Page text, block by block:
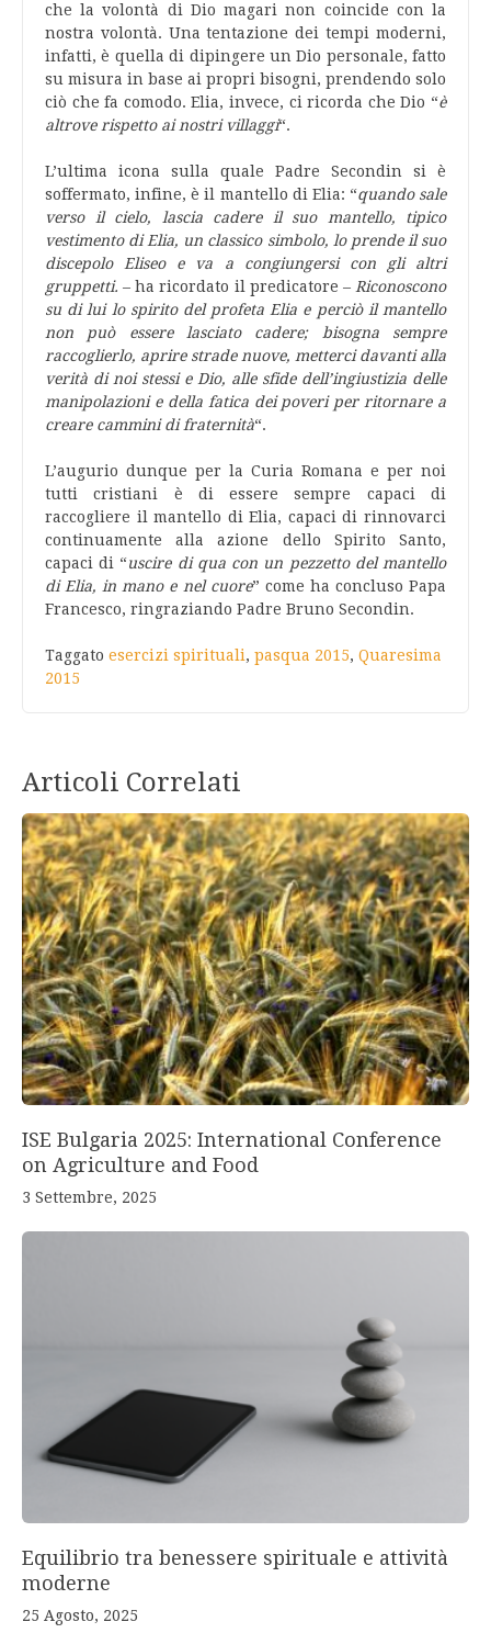
che la volontà di Dio magari non coincide con la
nostra volontà. Una tentazione dei tempi moderni,
infatti, è quella di dipingere un Dio personale, fatto
su misura in base ai propri bisogni, prendendo solo
ciò che fa comodo. Elia, invece, ci ricorda che Dio “è
altrove rispetto ai nostri villaggi“.
L’ultima icona sulla quale Padre Secondin si è
soffermato, infine, è il mantello di Elia: “quando sale
verso il cielo, lascia cadere il suo mantello, tipico
vestimento di Elia, un classico simbolo, lo prende il suo
discepolo Eliseo e va a congiungersi con gli altri
gruppetti.– ha ricordato il predicatore – Riconoscono
su di lui lo spirito del profeta Elia e perciò il mantello
non può essere lasciato cadere; bisogna sempre
raccoglierlo, aprire strade nuove, metterci davanti alla
verità di noi stessi e Dio, alle sfide dell’ingiustizia delle
manipolazioni e della fatica dei poveri per ritornare a
creare cammini di fraternità“.
L’augurio dunque per la Curia Romana e per noi
tutti cristiani è di essere sempre capaci di
raccogliere il mantello di Elia, capaci di rinnovarci
continuamente alla azione dello Spirito Santo,
capaci di “uscire di qua con un pezzetto del mantello
di Elia, in mano e nel cuore” come ha concluso Papa
Francesco, ringraziando Padre Bruno Secondin.
Taggato esercizi spirituali, pasqua 2015, Quaresima
2015
Articoli Correlati
ISE Bulgaria 2025: International Conference
on Agriculture and Food
3 Settembre, 2025
Equilibrio tra benessere spirituale e attività
moderne
25 Agosto, 2025